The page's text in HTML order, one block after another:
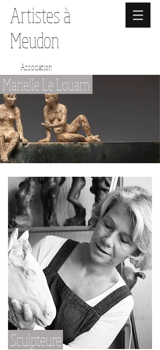
Artistes à
Meudon
Association
Marielle Le Louarn
Sculpteure.